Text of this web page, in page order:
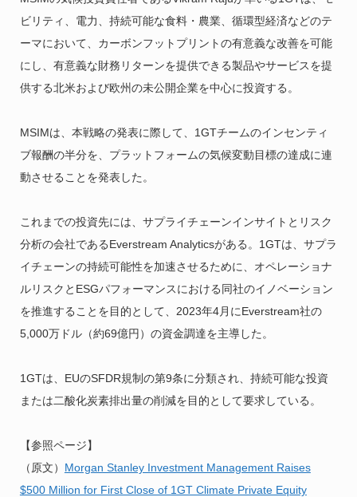
ビリティ、電力、持続可能な食料・農業、循環型経済などのテ
ーマにおいて、カーボンフットプリントの有意義な改善を可能
にし、有意義な財務リターンを提供できる製品やサービスを提
供する北米および欧州の未公開企業を中心に投資する。
MSIMは、本戦略の発表に際して、1GTチームのインセンティ
ブ報酬の半分を、プラットフォームの気候変動目標の達成に連
動させることを発表した。
これまでの投資先には、サプライチェーンインサイトとリスク
分析の会社であるEverstream Analyticsがある。1GTは、サプラ
イチェーンの持続可能性を加速させるために、オペレーショナ
ルリスクとESGパフォーマンスにおける同社のイノベーション
を推進することを目的として、2023年4月にEverstream社の
5,000万ドル（約69億円）の資金調達を主導した。
1GTは、EUのSFDR規制の第9条に分類され、持続可能な投資
または二酸化炭素排出量の削減を目的として要求している。
【参照ページ】
（原文） Morgan Stanley Investment Management Raises
$500 Million for First Close of 1GT Climate Private Equity